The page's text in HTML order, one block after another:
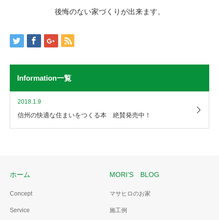
後悔のない家づくりが出来ます。
Information一覧
2018.1.9
信州の快適な住まいをつくる本 絶賛発売中！
ホーム
Concept
Service
MORI’S BLOG
マサヒロのお家
施工例